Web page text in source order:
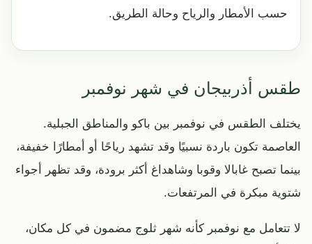
حسب الأمطار والرياح وحالة الطريق.
طقس أذربيجان في شهر نوفمبر
يختلف الطقس في نوفمبر بين باكو والمناطق الجبلية.
العاصمة تكون باردة نسبيًا وقد تشهد رياحًا أو أمطارًا خفيفة،
بينما تصبح غابالا وقوبا وشاهداغ أكثر برودة، وقد تظهر أجواء
شتوية مبكرة في المرتفعات.
لا تتعامل مع نوفمبر كأنه شهر ثلوج مضمون في كل مكان،